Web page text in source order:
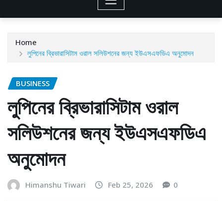
Home
লুপিনের ব্রিভারাসিটাম ওরাল সলিউশনের জন্য ইউএসএফডিএ অনুমোদন
BUSINESS
লুপিনের ব্রিভারাসিটাম ওরাল
সলিউশনের জন্য ইউএসএফডিএ
অনুমোদন
Himanshu Tiwari Feb 25, 2026 0